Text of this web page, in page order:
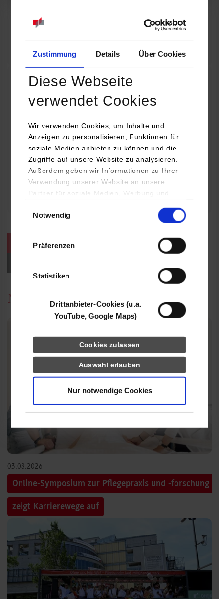
Zustimmung Details Über Cookies
Diese Webseite
verwendet Cookies
Wir verwenden Cookies, um Inhalte und
Anzeigen zu personalisieren, Funktionen für
soziale Medien anbieten zu können und die
Zugriffe auf unsere Website zu analysieren.
Außerdem geben wir Informationen zu Ihrer
Verwendung unserer Website an unsere
Partner für soziale Medien, Werbung und
YouTube, Google Maps) führen diese
Daten zusammen, die Sie ihnen bereitgestellt
haben oder die sie im Rahmen Ihrer Nutzung
Notwendig
Präferenzen
Statistiken
Drittanbieter-Cookies (u.a.
YouTube, Google Maps)
Cookies zulassen
Auswahl erlauben
Nur notwendige Cookies
Online INDIS-Infoveranstaltung für Studierende
Zum Event
Technologietag: Clean Urban Transportation –
nachhaltige Mobilität im (sub)urbanen Umfeld
16.09.2026 - 17.09.2026
Im Mittelpunkt stehen elektrische Antriebe, moderne
Batterietechnologien und innovative Fahrzeugkonzepte für
nachhaltige Mobilität in Stadt und…
weitere Veranstaltungen / Termine
News
03.08.2026
Online-Symposium zur Pflegepraxis und -forschung
zeigt Karrierewege auf